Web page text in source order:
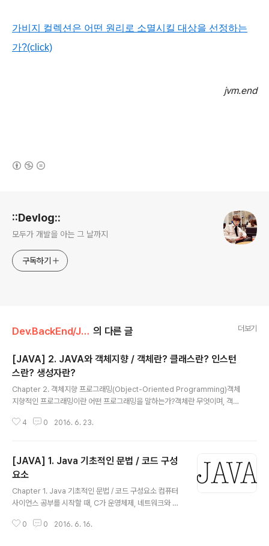
가비지 컬렉션은 어떤 원리로 소멸시킬 대상을 선정하는
가?(click)
jvm.end
::Devlog::
모두가 개발을 아는 그 날까지
구독하기
Dev.BackEnd/JAVA 의 다른 글 더보기
[JAVA] 2. JAVA와 객체지향 / 객체란? 클래스란? 인스턴
스란? 생성자란?
Chapter 2. 객체지향 프로그래밍(Object-Oriented Programming)객체
지향적인 프로그래밍이란 어떤 프로그래밍을 말하는가?객체란 무엇이며, 객체
모든 사물, 생명체를 의미한다.객체지향에 대해서 집중적으로 다루는 포스팅에
하기 객체를 이루는 것은 데이터와 기능이다. 객체를 생성하기에 앞서 객체의
생성을 위한 틀을 먼저 만들어야 한다. 그리고 그 틀은 클래스를 의미한다. 클래
스의 구조는 우선 변수를 선언하고 그 안에 메소드를 정의하는 형식이다. 클래
스는 설계도라고 할 수..
4 0 2016. 6. 23.
[JAVA] 1. Java 기초적인 문법 / 코드 구성
요소
Chapter 1. Java 기초적인 문법 / 코드 구성요소 컴퓨터
사이언스 공부를 시작할 때, C가 운영체제, 네트워크와 같
그 기초와 같다. 그 시작, 이클립스(Eclipse)JAVA를 프로
0 0 2016. 6. 16.